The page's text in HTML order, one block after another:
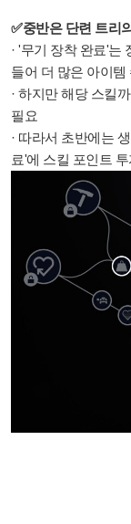
✅중반은 단련 트리
· '무기 장착 완료'는
들어 더 많은 아이템
· 하지만 해당 스킬
필요
· 따라서 초반에는
료'에 스킬 포인트